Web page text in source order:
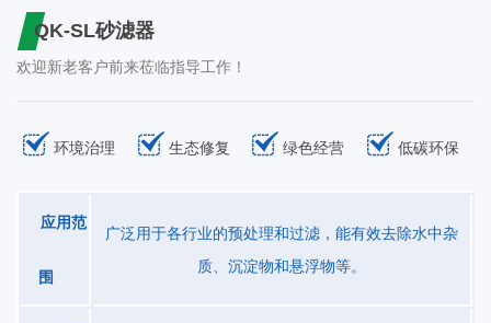
QK-SL砂滤器
欢迎新老客户前来莅临指导工作！
环境治理 生态修复 绿色经营 低碳环保
应用范
围
广泛用于各行业的预处理和过滤，能有效去除水中杂
质、沉淀物和悬浮物等。